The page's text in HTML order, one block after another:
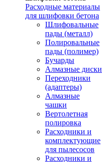
Расходные материалы
для шлифовки бетона
Шлифовальные
пады (металл)
Полировальные
пады (полимер)
Бучарды
Алмазные диски
Переходники
(адаптеры)
Алмазные
чашки
Вертолетная
полировка
Расходники и
комплектующие
для пылесосов
Расходники и